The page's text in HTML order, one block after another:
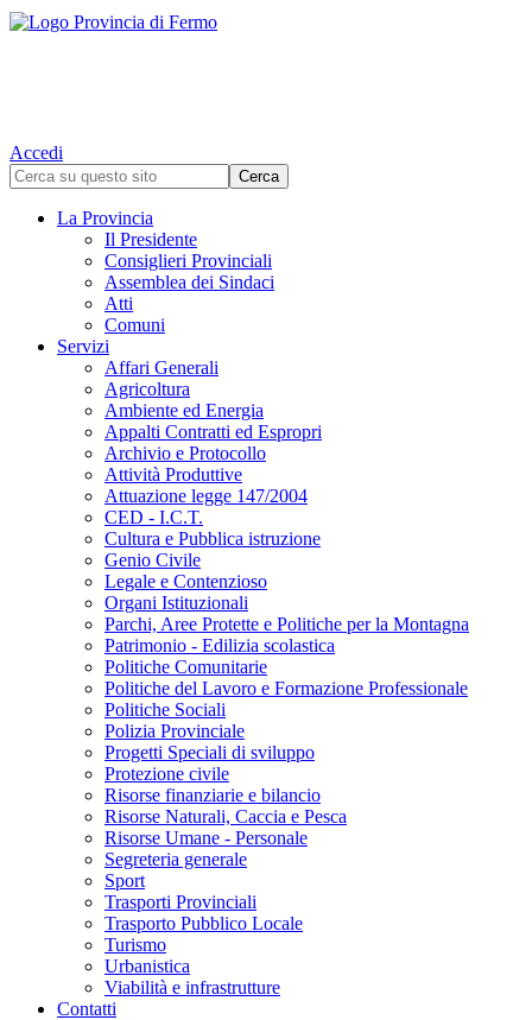
Accedi
La Provincia
Il Presidente
Consiglieri Provinciali
Assemblea dei Sindaci
Atti
Comuni
Servizi
Affari Generali
Agricoltura
Ambiente ed Energia
Appalti Contratti ed Espropri
Archivio e Protocollo
Attività Produttive
Attuazione legge 147/2004
CED - I.C.T.
Cultura e Pubblica istruzione
Genio Civile
Legale e Contenzioso
Organi Istituzionali
Parchi, Aree Protette e Politiche per la Montagna
Patrimonio - Edilizia scolastica
Politiche Comunitarie
Politiche del Lavoro e Formazione Professionale
Politiche Sociali
Polizia Provinciale
Progetti Speciali di sviluppo
Protezione civile
Risorse finanziarie e bilancio
Risorse Naturali, Caccia e Pesca
Risorse Umane - Personale
Segreteria generale
Sport
Trasporti Provinciali
Trasporto Pubblico Locale
Turismo
Urbanistica
Viabilità e infrastrutture
Contatti